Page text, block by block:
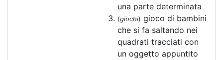
una parte determinata
(giochi) gioco di bambini
che si fa saltando nei
quadrati tracciati con
un oggetto appuntito